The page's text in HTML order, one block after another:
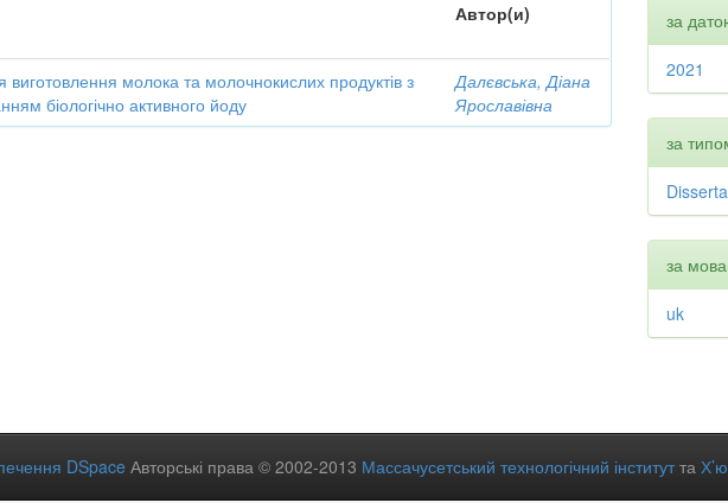
Автор(и)
виготовлення молока та молочнокислих продуктів з
біологічно активного йоду
Далєвська, Діана
Ярославівна
за
2021
за
за
uk
DSpace Авторські права © 2002-2013 Массачусетський технологічний інститутта